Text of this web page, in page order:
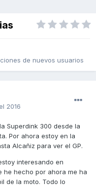
de nuevos usuarios
2016
Superdink 300 desde la
Por ahora estoy en la
Alcañiz para ver el GP.
interesando en
he hecho por ahora me ha
de la moto. Todo lo